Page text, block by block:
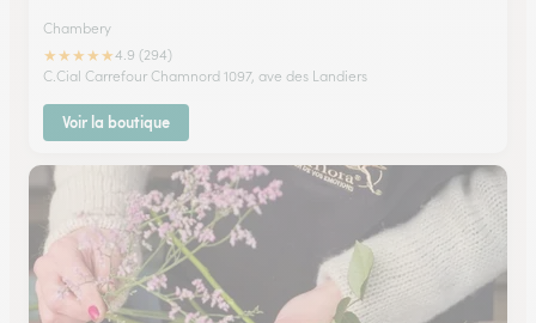
Chambery
★★★★★4.9 (294)
C.Cial Carrefour Chamnord 1097, ave des Landiers
Voir la boutique